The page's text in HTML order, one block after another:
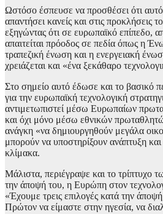
Ωστόσο έσπευσε να προσθέσει ότι
απαντήσει κανείς και στις προκλήσεις
εξηγώντας ότι σε ευρωπαϊκό επίπεδο,
απαιτείται πρόοδος σε πεδία όπως η
τραπεζική ένωση και η ενεργειακή
χρειάζεται και «ένα ξεκάθαρο
Στο σημείο αυτό έδωσε και το βασικό
για την ευρωπαϊκή τεχνολογική
αντιμετωπιστεί μέσω Ευρωπαίων
και όχι μόνο μέσω εθνικών
ανάγκη «να δημιουργηθούν μεγάλα
μπορούν να υποστηρίξουν ανάπτυξη
κλίμακα.
Μάλιστα, περιέγραψε και το τρίπτυχο
την άποψή του, η Ευρώπη στον
«Έχουμε τρεις επιλογές κατά την
Πρώτον να είμαστε στην ηγεσία, να